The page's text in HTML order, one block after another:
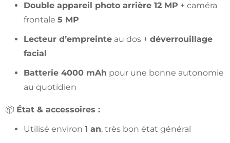
Double appareil photo arrière 12 MP + caméra
frontale 5 MP
Lecteur d’empreinte au dos + déverrouillage
facial
Batterie 4000 mAh pour une bonne autonomie
au quotidien
📦 État & accessoires :
Utilisé environ 1 an, très bon état général